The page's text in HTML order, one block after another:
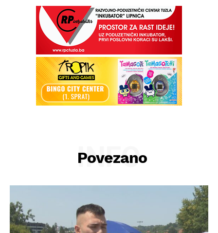
Povezano
INFO